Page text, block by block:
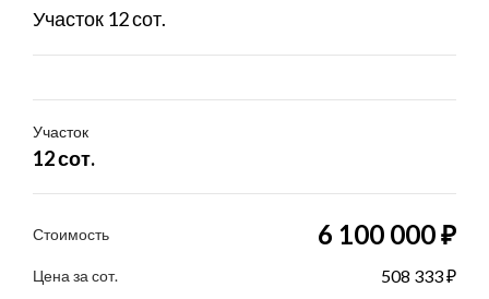
Участок 12 сот.
Участок
12 сот.
Стоимость 6 100 000 ₽
Цена за сот. 508 333 ₽